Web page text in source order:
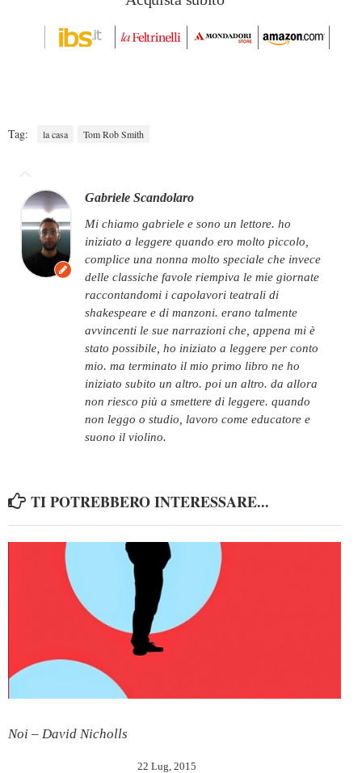
Tag: la casa Tom Rob Smith
Gabriele Scandolaro
mi chiamo gabriele e sono un lettore. ho
iniziato a leggere quando ero molto piccolo,
complice una nonna molto speciale che invece
delle classiche favole riempiva le mie giornate
raccontandomi i capolavori teatrali di
shakespeare e di manzoni. erano talmente
avvincenti le sue narrazioni che, appena mi è
stato possibile, ho iniziato a leggere per conto
mio. ma terminato il mio primo libro ne ho
iniziato subito un altro. poi un altro. da allora
non riesco più a smettere di leggere. quando
non leggo o studio, lavoro come educatore e
suono il violino.
TI POTREBBERO INTERESSARE...
Noi – David Nicholls
22 Lug, 2015